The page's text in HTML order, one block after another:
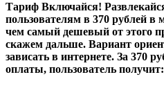
Тариф Включайся!
пользователям в 370 рублей в
чем самый дешевый от этого
скажем дальше. Вариант
зависать в интернете. За 370
оплаты, пользователь получит: